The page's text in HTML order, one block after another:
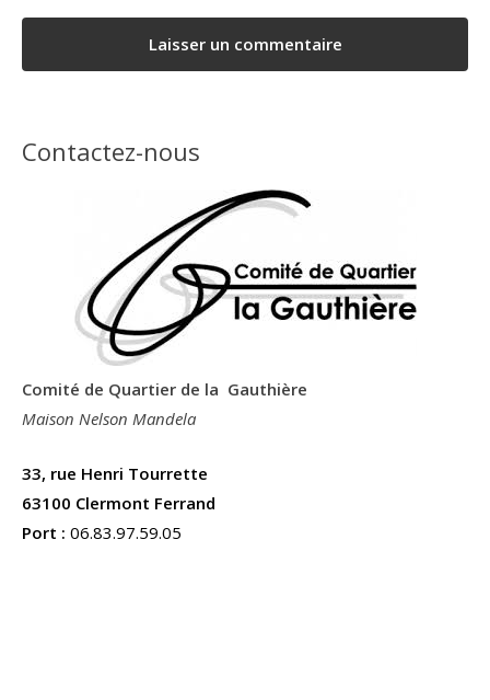
Contactez-nous
Comité de Quartier de la Gauthière
Maison Nelson Mandela
33, rue Henri Tourrette
63100 Clermont Ferrand
Port : 06.83.97.59.05